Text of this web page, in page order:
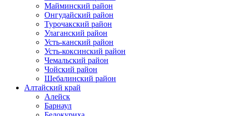
Майминский район
Онгудайский район
Турочакский район
Улаганский район
Усть-канский район
Усть-коксинский район
Чемальский район
Чойский район
Шебалинский район
Алтайский край
Алейск
Барнаул